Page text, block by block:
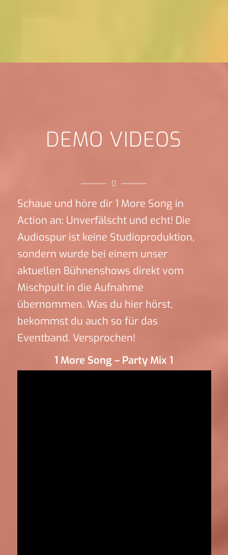
DEMO VIDEOS
Schaue und höre dir 1 More Song in
Action an: Unverfälscht und echt! Die
Audiospur ist keine Studioproduktion,
sondern wurde bei einem unser
aktuellen Bühnenshows direkt vom
Mischpult in die Aufnahme
übernommen. Was du hier hörst,
bekommst du auch so für das
Eventband. Versprochen!
1 More Song – Party Mix 1